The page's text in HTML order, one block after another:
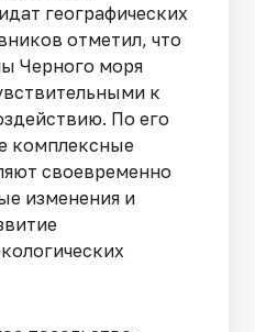
географических
отметил, что
Черного моря
к
По его
комплексные
своевременно
изменения и